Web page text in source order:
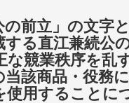
の前立」の文
する直江兼続公
な競業秩序を乱
当該商品・役務
使用することに